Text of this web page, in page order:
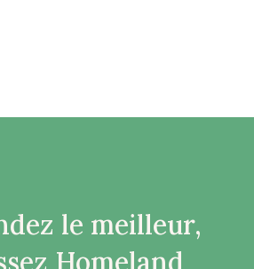
le meilleur,
Homeland